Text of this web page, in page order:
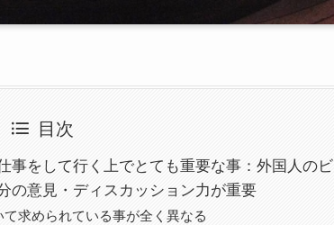
目次
事をして行く上でとても重要な事：外国人のビ
の意見・ディスカッション力が重要
求められている事が全く異なる